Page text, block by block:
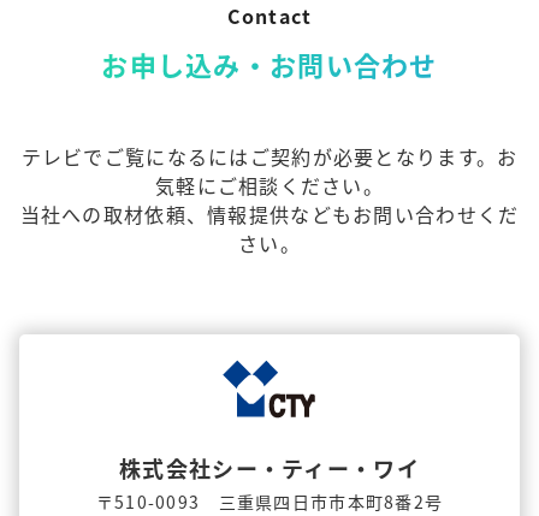
Contact
お申し込み・お問い合わせ
テレビでご覧になるにはご契約が必要となります。お
気軽にご相談ください。
当社への取材依頼、情報提供などもお問い合わせくだ
さい。
株式会社シー・ティー・ワイ
〒510-0093 三重県四日市市本町8番2号